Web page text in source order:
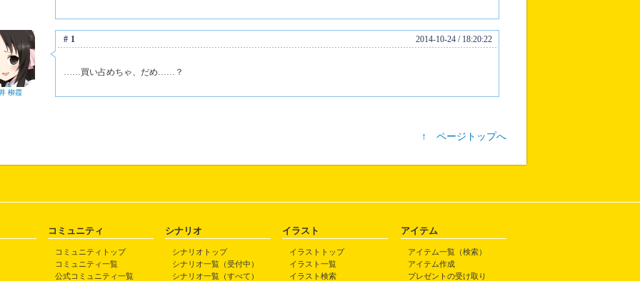
柳霞
#1 2014-10-24 / 18:20:22
……買い占めちゃ、だめ……？
↑ ページトップへ
コミュニティ
コミュニティトップ
コミュニティ一覧
公式コミュニティ一覧
シナリオ
シナリオトップ
シナリオ一覧（受付中）
シナリオ一覧（すべて）
イラスト
イラストトップ
イラスト一覧
イラスト検索
アイテム
アイテム一覧（検索）
アイテム作成
プレゼントの受け取り